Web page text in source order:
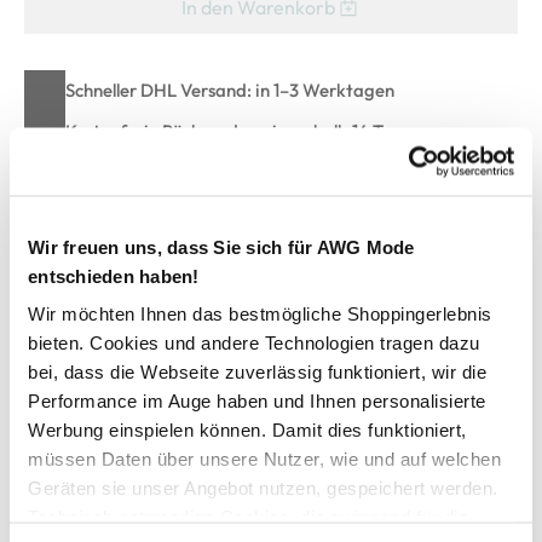
Wir freuen uns, dass Sie sich für AWG Mode
entschieden haben!
Wir möchten Ihnen das bestmögliche Shoppingerlebnis
bieten. Cookies und andere Technologien tragen dazu
bei, dass die Webseite zuverlässig funktioniert, wir die
Performance im Auge haben und Ihnen personalisierte
Werbung einspielen können. Damit dies funktioniert,
müssen Daten über unsere Nutzer, wie und auf welchen
Geräten sie unser Angebot nutzen, gespeichert werden.
In den Warenkorb
Schneller DHL Versand: in 1–3 Werktagen
Kostenfreie Rücksendung innerhalb 14 Tage
Kostenlose Filiallieferung in Ihre Wunschfiliale
Zur Wunschliste hinzufügen
Große Größen Strickpullover "Cashmere-Like"
hübscher Damen Strickpullover von Sonja Blank
mit V-Ausschnitt
Bündchen an den Ärmeln und am Saum